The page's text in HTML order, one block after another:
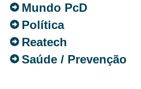
Mundo PcD
Política
Reatech
Saúde / Prevenção